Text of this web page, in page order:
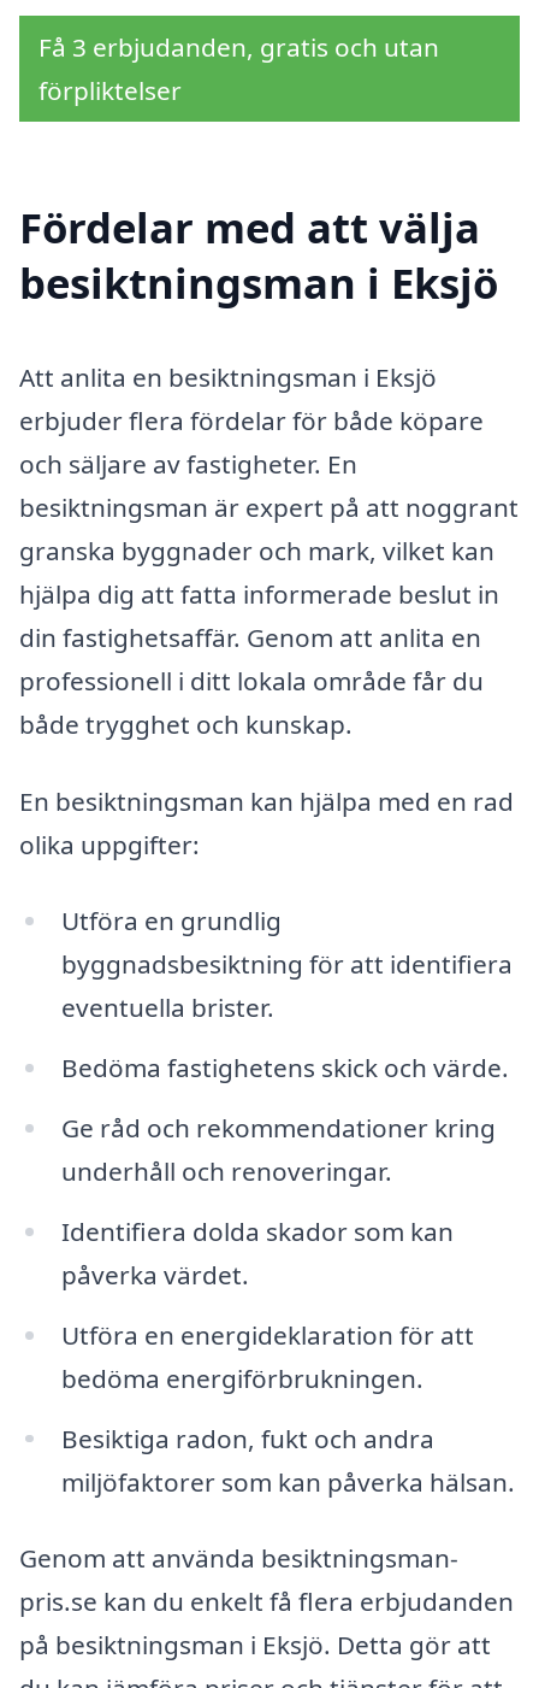
Få 3 erbjudanden, gratis och utan
förpliktelser
Fördelar med att välja
besiktningsman i Eksjö
Att anlita en besiktningsman i Eksjö
erbjuder flera fördelar för både köpare
och säljare av fastigheter. En
besiktningsman är expert på att noggrant
granska byggnader och mark, vilket kan
hjälpa dig att fatta informerade beslut in
din fastighetsaffär. Genom att anlita en
professionell i ditt lokala område får du
både trygghet och kunskap.
En besiktningsman kan hjälpa med en rad
olika uppgifter:
Utföra en grundlig
byggnadsbesiktning för att identifiera
eventuella brister.
Bedöma fastighetens skick och värde.
Ge råd och rekommendationer kring
underhåll och renoveringar.
Identifiera dolda skador som kan
påverka värdet.
Utföra en energideklaration för att
bedöma energiförbrukningen.
Besiktiga radon, fukt och andra
miljöfaktorer som kan påverka hälsan.
Genom att använda besiktningsman-
pris.se kan du enkelt få flera erbjudanden
på besiktningsman i Eksjö. Detta gör att